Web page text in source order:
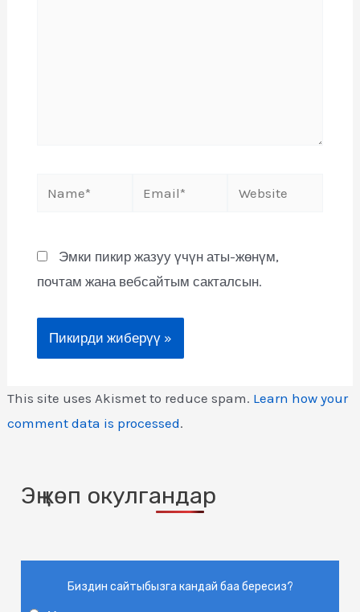
Эмки пикир жазуу үчүн аты-жөнүм,
почтам жана вебсайтым сакталсын.
This site uses Akismet to reduce spam. Learn how your
comment data is processed.
Эң көп окулгандар
Биздин сайтыбызга кандай баа бересиз?